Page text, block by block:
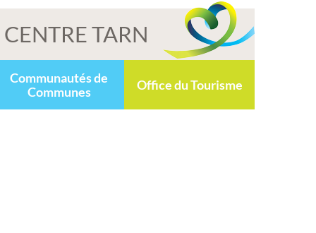
CENTRE TARN
Communautés de
Communes
Office du Tourisme